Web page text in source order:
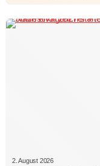
2. August 2026